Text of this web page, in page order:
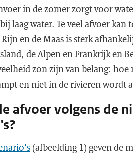
in de zomer zorgt voor
laag water. Te veel afvoer
en de Maas is sterk
de Alpen en Frankrijk en
zon zijn van belang:
en niet in de rivieren wordt
afvoer volgens de
(afbeelding 1) geven de